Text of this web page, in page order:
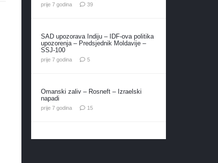
prije 7 godina 39komentara
SAD upozorava Indiju – IDF-ova politika
upozorenja – Predsjednik Moldavije –
SSJ-100
prije 7 godina 5komentara
Omanski zaliv – Rosneft – Izraelski
napadi
prije 7 godina 15komentara